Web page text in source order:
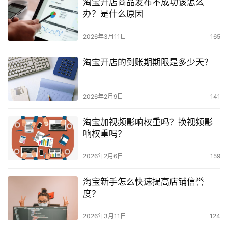
淘宝开店商品发布不成功该怎么
办？是什么原因
2026年3月11日 165
淘宝开店的到账期期限是多少天？
2026年2月9日 141
淘宝加视频影响权重吗？换视频影
响权重吗？
2026年2月6日 159
淘宝新手怎么快速提高店铺信誉
度？
2026年3月11日 124